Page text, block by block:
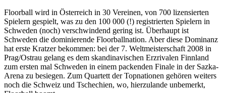
Floorball wird in Österreich in 30 Vereinen, von 700 lizensierten
Spielern gespielt, was zu den 100 000 (!) registrierten Spielern in
Schweden (noch) verschwindend gering ist. Überhaupt ist
Schweden die dominierende Floorballnation. Aber diese Dominanz
hat erste Kratzer bekommen: bei der 7. Weltmeisterschaft 2008 in
Prag/Ostrau gelang es dem skandinavischen Erzrivalen Finnland
zum ersten mal Schweden in einem packenden Finale in der Sazka-
Arena zu besiegen. Zum Quartett der Topnationen gehören weiters
noch die Schweiz und Tschechien, wo, hierzulande unbemerkt,